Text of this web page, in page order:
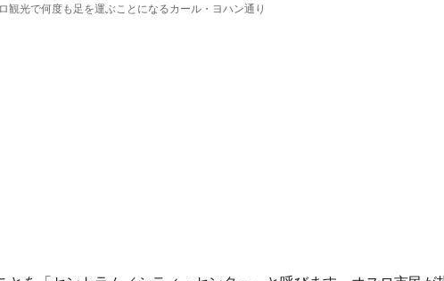
観光で何度も足を運ぶことになるカール・ヨハン通り